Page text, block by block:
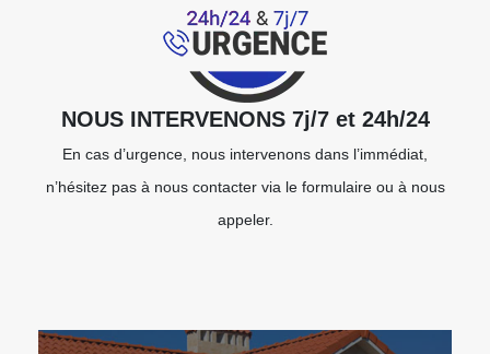
NOUS INTERVENONS 7j/7 et 24h/24
En cas d’urgence, nous intervenons dans l’immédiat,
n’hésitez pas à nous contacter via le formulaire ou à nous
appeler.